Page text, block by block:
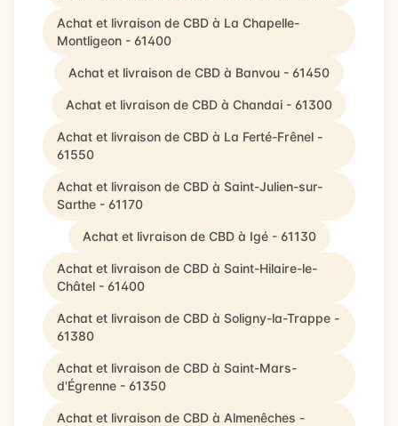
Achat et livraison de CBD à La Chapelle-
Montligeon - 61400
Achat et livraison de CBD à Banvou - 61450
Achat et livraison de CBD à Chandai - 61300
Achat et livraison de CBD à La Ferté-Frênel -
61550
Achat et livraison de CBD à Saint-Julien-sur-
Sarthe - 61170
Achat et livraison de CBD à Igé - 61130
Achat et livraison de CBD à Saint-Hilaire-le-
Châtel - 61400
Achat et livraison de CBD à Soligny-la-Trappe -
61380
Achat et livraison de CBD à Saint-Mars-
d'Égrenne - 61350
Achat et livraison de CBD à Almenêches -